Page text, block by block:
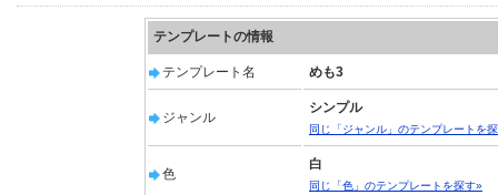
テンプレートの情報
テンプレート名 めも3
ジャンル
シンプル
同じ「ジャンル」のテンプレートを
色
白
同じ「色」のテンプレートを探す»